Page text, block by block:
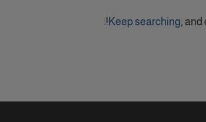
Keep searching, and